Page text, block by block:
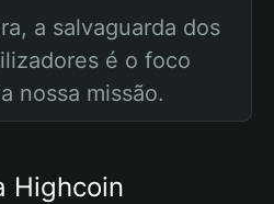
a salvaguarda dos
é o foco
nossa missão.
Highcoin